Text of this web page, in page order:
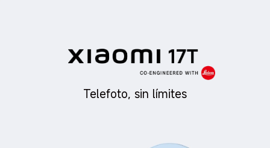
Telefoto, sin límites